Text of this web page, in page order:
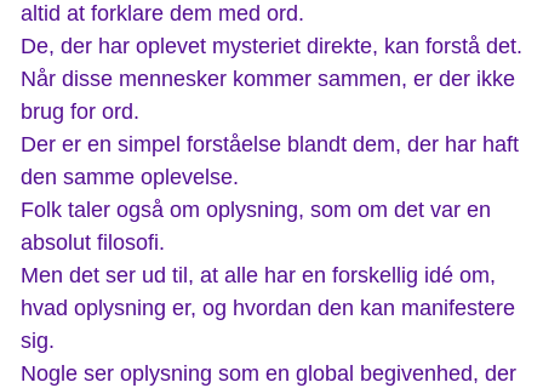
altid at forklare dem med ord.
De, der har oplevet mysteriet direkte, kan forstå det.
Når disse mennesker kommer sammen, er der ikke
brug for ord.
Der er en simpel forståelse blandt dem, der har haft
den samme oplevelse.
Folk taler også om oplysning, som om det var en
absolut filosofi.
Men det ser ud til, at alle har en forskellig idé om,
hvad oplysning er, og hvordan den kan manifestere
sig.
Nogle ser oplysning som en global begivenhed, der